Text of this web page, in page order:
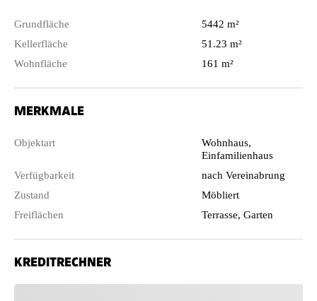
Grundfläche
5442 m²
Kellerfläche
51.23 m²
Wohnfläche
161 m²
MERKMALE
Objektart
Wohnhaus,
Einfamilienhaus
Verfügbarkeit
nach Vereinabrung
Zustand
Möbliert
Freiflächen
Terrasse, Garten
KREDITRECHNER